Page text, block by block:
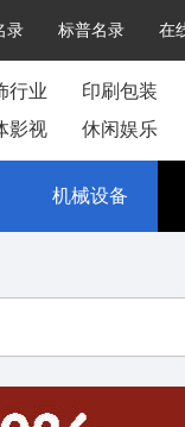
录 标普名录 在
行业 印刷包装
影视 休闲娱乐
机械设备